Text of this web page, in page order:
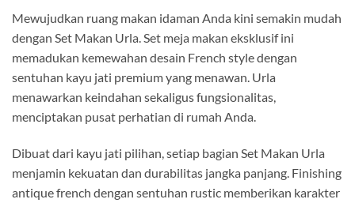
Mewujudkan ruang makan idaman Anda kini semakin mudah
dengan Set Makan Urla. Set meja makan eksklusif ini
memadukan kemewahan desain French style dengan
sentuhan kayu jati premium yang menawan. Urla
menawarkan keindahan sekaligus fungsionalitas,
menciptakan pusat perhatian di rumah Anda.
Dibuat dari kayu jati pilihan, setiap bagian Set Makan Urla
menjamin kekuatan dan durabilitas jangka panjang. Finishing
antique french dengan sentuhan rustic memberikan karakter